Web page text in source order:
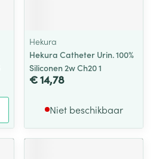
Hekura
Hekura Catheter Urin. 100%
Siliconen 2w Ch20 1
€ 14,78
Niet beschikbaar